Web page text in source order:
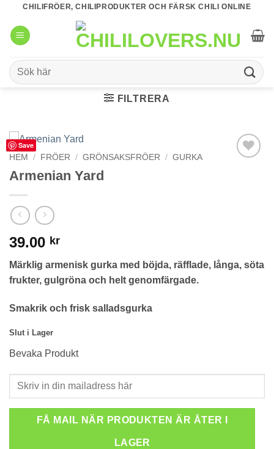
content
CHILIFRÖER, CHILIPRODUKTER OCH FÄRSK CHILI ONLINE
Sök
efter:
FILTRERA
Save
HEM / FRÖER / GRÖNSAKSFRÖER / GURKA
Armenian Yard
39.00 kr
Märklig armenisk gurka med böjda, räfflade, långa, söta
frukter, gulgröna och helt genomfärgade.
Smakrik och frisk salladsgurka
Slut i Lager
Bevaka Produkt
FÅ MAIL NÄR PRODUKTEN ÄR ÅTER I
LAGER